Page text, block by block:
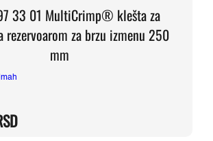
33 01 MultiCrimp® klešta za
rezervoarom za brzu izmenu 250
mm
RSD.
RSD.